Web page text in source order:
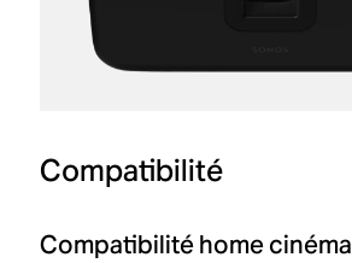
Compatibilité
Compatibilité home cinéma